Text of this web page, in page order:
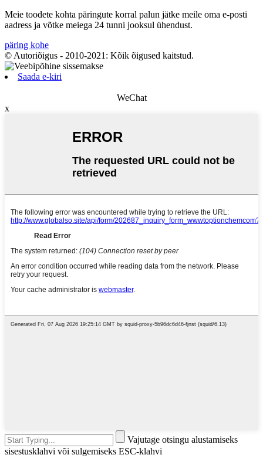
Meie toodete kohta päringute korral palun jätke meile oma e-posti
aadress ja võtke meiega 24 tunni jooksul ühendust.
päring kohe
© Autoriõigus - 2010-2021: Kõik õigused kaitstud.
Saada e-kiri
WeChat
x
Vajutage otsingu alustamiseks
sisestusklahvi või sulgemiseks ESC-klahvi